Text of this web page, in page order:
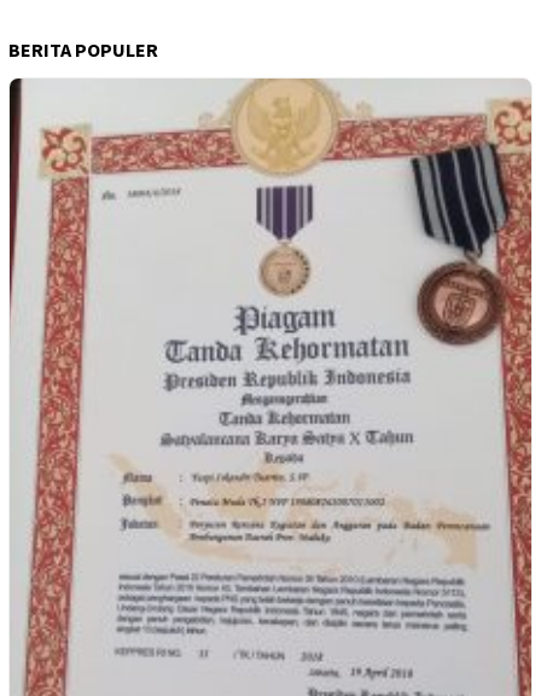
BERITA POPULER